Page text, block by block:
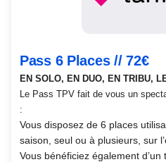
Pass 6 Places // 72€
EN SOLO, EN DUO, EN TRIBU,
Le Pass TPV fait de vous un
:
Vous disposez de 6 places
saison, seul ou à plusieurs, sur
Vous bénéficiez également